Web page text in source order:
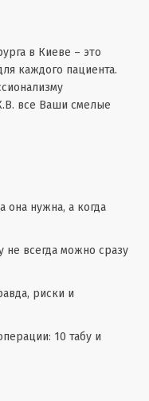
в Киеве – это
каждого пациента.
все Ваши смелые
она нужна, а когда
всегда можно сразу
риски и
10 табу и